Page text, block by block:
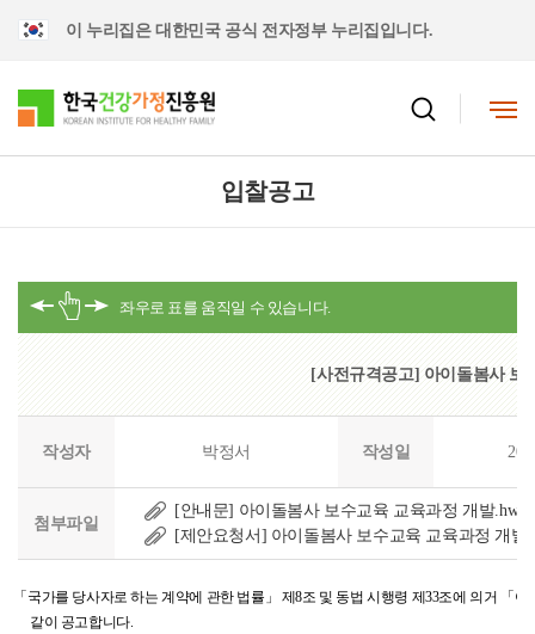
이 누리집은 대한민국 공식 전자정부 누리집입니다.
입찰공고
[사전규격공고] 아이돌봄사 보
작성자 박정서 작성일
첨부파일
[안내문] 아이돌봄사 보수교육 교육과정 개발.hwp
[제안요청서] 아이돌봄사 보수교육 교육과정 개발
「국가를 당사자로 하는 계약에 관한 법률」 제8조 및 동법 시행령 제33조에 의거 「 아
같이 공고합니다.